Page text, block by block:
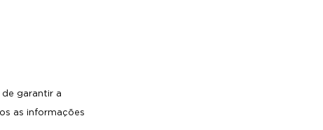
de garantir a
as informações